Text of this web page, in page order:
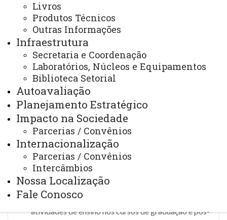
Livros
Produtos Técnicos
Outras Informações
Infraestrutura
Secretaria e Coordenação
Laboratórios, Núcleos e Equipamentos
Biblioteca Setorial
Autoavaliação
Planejamento Estratégico
Impacto na Sociedade
Parcerias / Convênios
Internacionalização
Parcerias / Convênios
Intercâmbios
Nossa Localização
Fale Conosco
instância responsável é o Colegiado do Programa ou
Conselho de Centro,de acordo com a opção
escolhida pelo supervisor.
A participação em estágio de pós-doutorado não
gera vínculo empregatício ou funcional entre a
Unioeste e o pós-doutorando.
O pós-doutorando não tem direito a qualquer
remuneração por suas atividades na Unioeste, seja o
estágio realizado com bolsa de órgão de fomento
ou de forma voluntária.
As atividades do pós-doutorado podem envolver
atividades de ensino nos cursos de graduação e pós-